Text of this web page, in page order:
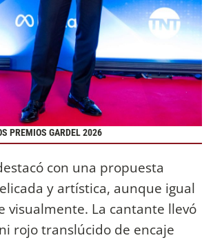
PREMIOS GARDEL 2026
con una propuesta
y artística, aunque igual
visualmente. La cantante llevó
rojo translúcido de encaje